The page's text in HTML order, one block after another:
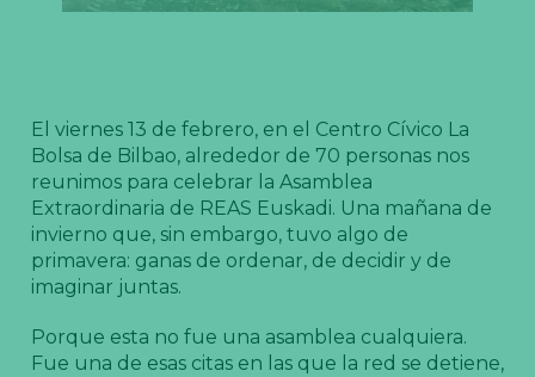
El viernes 13 de febrero, en el Centro Cívico La
Bolsa de Bilbao, alrededor de 70 personas nos
reunimos para celebrar la Asamblea
Extraordinaria de REAS Euskadi. Una mañana de
invierno que, sin embargo, tuvo algo de
primavera: ganas de ordenar, de decidir y de
imaginar juntas.
Porque esta no fue una asamblea cualquiera.
Fue una de esas citas en las que la red se detiene,